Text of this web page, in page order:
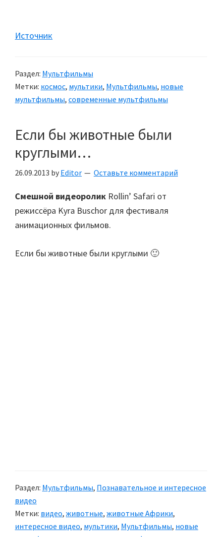
Источник
Раздел: Мультфильмы
Метки: космос, мультики, Мультфильмы, новые
мультфильмы, современные мультфильмы
Если бы животные были
круглыми…
26.09.2013 by Editor Оставьте комментарий
Смешной видеоролик Rollin’ Safari от
режиссёра Kyra Buschor для фестиваля
анимационных фильмов.
Если бы животные были круглыми 🙂
Раздел: Мультфильмы, Познавательное и интересное
видео
Метки: видео, животные, животные Африки,
интересное видео, мультики, Мультфильмы, новые